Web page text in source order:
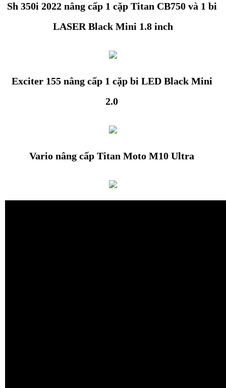
Sh 350i 2022 nâng cấp 1 cặp Titan CB750 và 1 bi
LASER Black Mini 1.8 inch
Exciter 155 nâng cấp 1 cặp bi LED Black Mini
2.0
Vario nâng cấp Titan Moto M10 Ultra